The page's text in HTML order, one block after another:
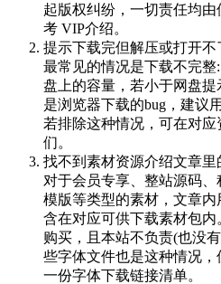
起版权纠纷，一切责任均
考 VIP介绍。
提示下载完但解压或打开不
最常见的情况是下载不完
盘上的容量，若小于网盘
是浏览器下载的bug，建议
若排除这种情况，可在对
们。
找不到素材资源介绍文章里
对于会员专享、整站源码
模版等类型的素材，文章
含在对应可供下载素材包
购买，且本站不负责(也没
些字体文件也是这种情况
一份字体下载链接清单。